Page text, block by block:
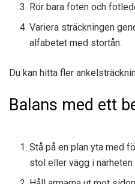
Rör bara foten och
Variera sträckningen
alfabetet med stortån.
Du kan hitta fler
Balans med ett
Stå på en plan yta med
stol eller vägg i